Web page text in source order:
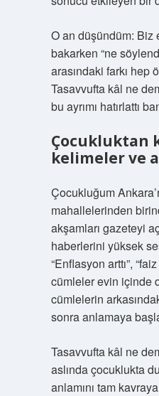
O an düşündüm: Biz
bakarken “ne
arasındaki farkı hep
Tasavvufta kâl ne
bu ayrımı hatırlattı
Çocukluktan
kelimeler ve
Çocukluğum
mahallelerinden
akşamları gazeteyi
haberlerini yüksek
“Enflasyon arttı”,
cümleler evin içinde
cümlelerin
sonra anlamaya
Tasavvufta kâl ne
aslında çocuklukta
anlamını tam